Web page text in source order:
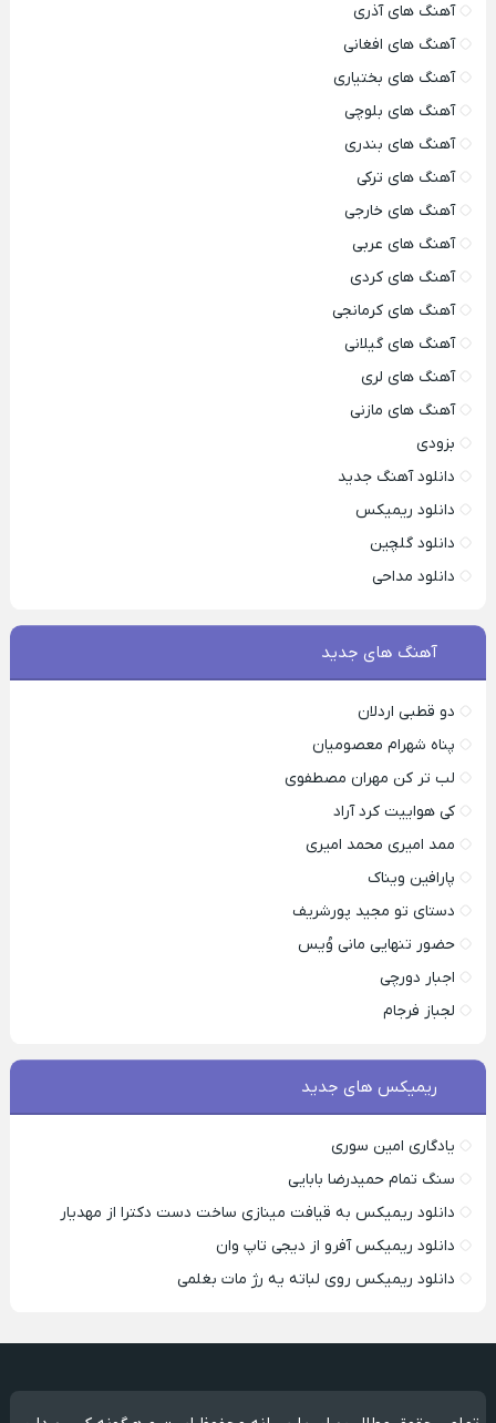
آهنگ های آذری
آهنگ های افغانی
آهنگ های بختیاری
آهنگ های بلوچی
آهنگ های بندری
آهنگ های ترکی
آهنگ های خارجی
آهنگ های عربی
آهنگ های کردی
آهنگ های کرمانجی
آهنگ های گیلانی
آهنگ های لری
آهنگ های مازنی
بزودی
دانلود آهنگ جدید
دانلود ریمیکس
دانلود گلچین
دانلود مداحی
آهنگ های جدید
دو قطبی اردلان
پناه شهرام معصومیان
لب تر کن مهران مصطفوی
کی هواییت کرد آراد
ممد امیری محمد امیری
پارافین ویناک
دستای تو مجید پورشریف
حضور تنهایی مانی وُیس
اجبار دورچی
لجباز فرجام
ریمیکس های جدید
یادگاری امین سوری
سنگ تمام حمیدرضا بابایی
دانلود ریمیکس به قیافت مینازی ساخت دست دکترا از مهدیار
دانلود ریمیکس آفرو از ديجی تاپ وان
دانلود ریمیکس روی لباته یه رژ مات بغلمی